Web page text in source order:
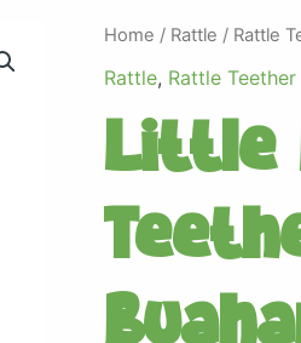
Home / Rattle / Rattle
Rattle, Rattle Teether
Little